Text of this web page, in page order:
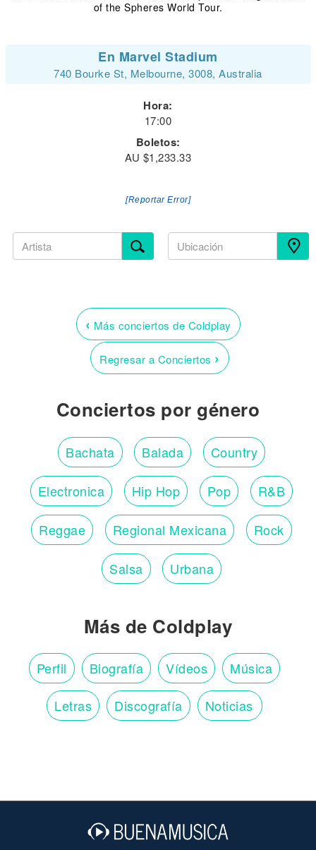
of the Spheres World Tour.
En Marvel Stadium
740 Bourke St, Melbourne, 3008, Australia
Hora:
17:00
Boletos:
AU $1,233.33
[Reportar Error]
‹ Más conciertos de Coldplay
Regresar a Conciertos ›
Conciertos por género
Bachata Balada Country
Electronica Hip Hop Pop R&B
Reggae Regional Mexicana Rock
Salsa Urbana
Más de Coldplay
Perfil Biografía Vídeos Música
Letras Discografía Noticias